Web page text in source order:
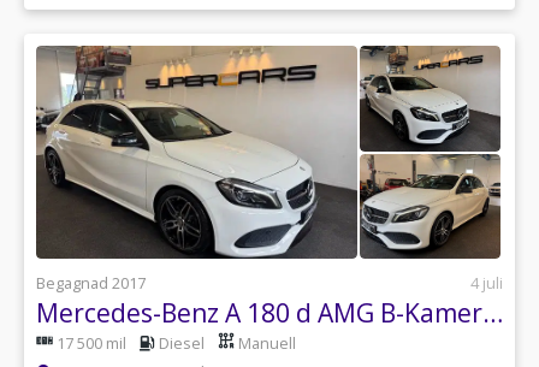
Begagnad 2017 4 juli
Mercedes-Benz A 180 d AMG B-Kamera 1 Brukare 18"
17 500 mil Diesel Manuell